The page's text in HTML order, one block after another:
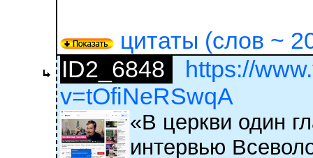
цитаты (слов ~
ID2_6848
https://
v=tOfiNeRSwqA
«В церкви один
интервью